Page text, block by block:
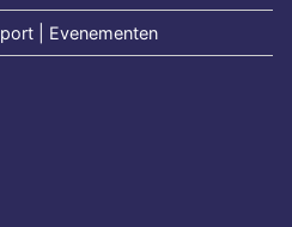
| Evenementen